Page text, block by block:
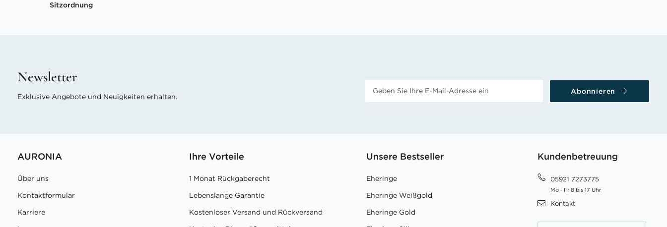
Sitzordnung
Newsletter
Exklusive Angebote und Neuigkeiten erhalten.
Abonnieren
AURONIA
Über uns
Kontaktformular
Karriere
Ihre Vorteile
1 Monat Rückgaberecht
Lebenslange Garantie
Kostenloser Versand und Rückversand
Unsere Bestseller
Eheringe
Eheringe Weißgold
Eheringe Gold
Kundenbetreuung
05921 7273775
Mo - Fr 8 bis 17 Uhr
Kontakt